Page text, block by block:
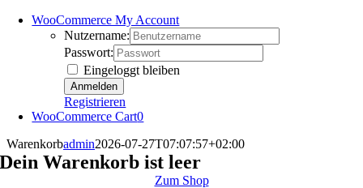
WooCommerce My Account
Nutzername:
Passwort:
Eingeloggt bleiben
Registrieren
WooCommerce Cart0
Warenkorbadmin2026-07-27T07:07:57+02:00
Dein Warenkorb ist leer
Zum Shop